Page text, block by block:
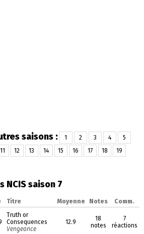
saisons : 1 2 3 4
5
11 12 13 14 15 16 17 18
19
NCIS saison 7
Titre Moyenne Notes Comm.
Truth or
Consequences
Vengeance
12.9
18
notes
7
réactions